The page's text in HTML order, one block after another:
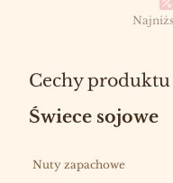
Cechy produktu
Świece sojowe
Nuty zapachowe